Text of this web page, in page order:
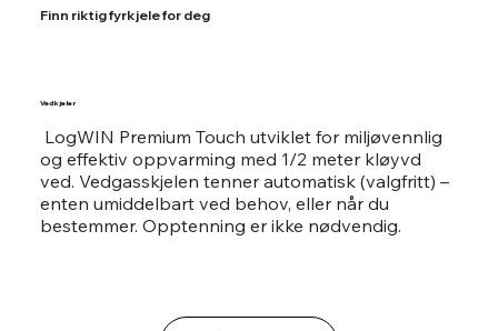
Finn riktig fyrkjele for deg
LogWIN Premium Touch utviklet for miljøvennlig
og effektiv oppvarming med 1/2 meter kløyvd
ved. Vedgasskjelen tenner automatisk (valgfritt) –
enten umiddelbart ved behov, eller når du
bestemmer. Opptenning er ikke nødvendig.
Vedkjeler